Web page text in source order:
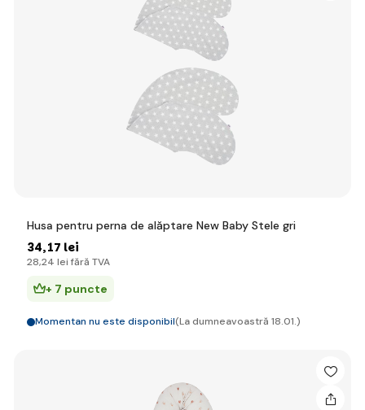
Husa pentru perna de alăptare New Baby Stele gri
34,17 lei
28,24 lei fără TVA
+ 7 puncte
Momentan nu este disponibil(La dumneavoastră 18.01.)